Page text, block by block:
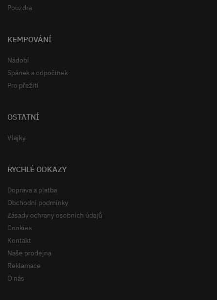
Pouzdra
KEMPOVÁNÍ
Nádobí
Spánek a odpočinek
Pro přežití
OSTATNÍ
Vlajky
RYCHLÉ ODKAZY
Doprava a platba
Obchodní podmínky
Zásady ochrany osobních údajů
Cookies
Kontakt
Naše prodejna
Reklamace
O nás